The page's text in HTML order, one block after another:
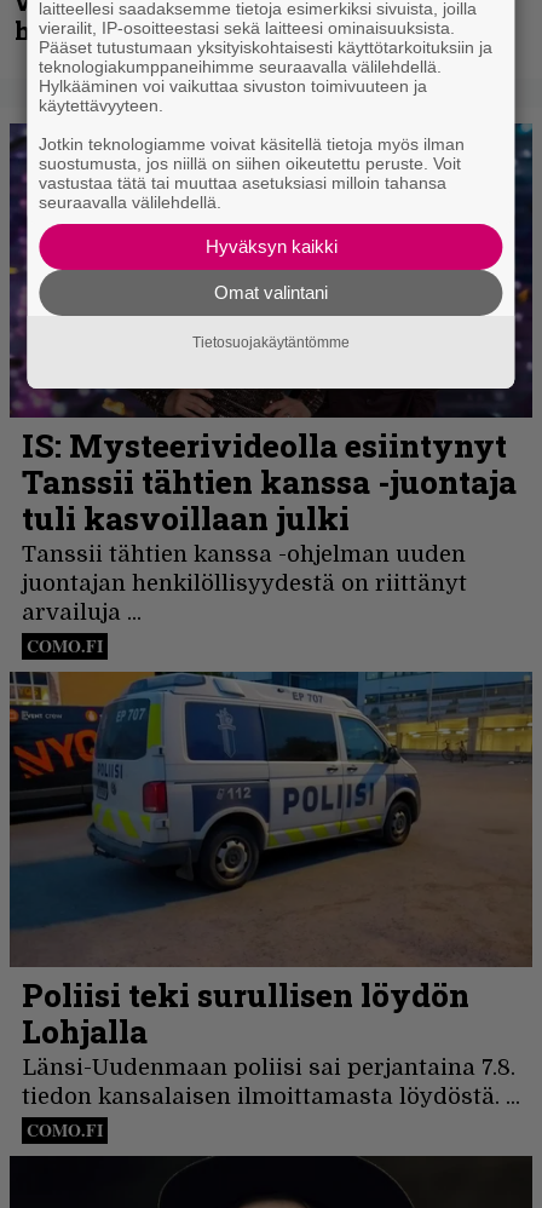
helvetin väsyneenä…”
laitteellesi saadaksemme tietoja esimerkiksi sivuista, joilla
vierailit, IP-osoitteestasi sekä laitteesi ominaisuuksista.
Pääset tutustumaan yksityiskohtaisesti käyttötarkoituksiin ja
teknologiakumppaneihimme seuraavalla välilehdellä.
Hylkääminen voi vaikuttaa sivuston toimivuuteen ja
käytettävyyteen.
Jotkin teknologiamme voivat käsitellä tietoja myös ilman
suostumusta, jos niillä on siihen oikeutettu peruste. Voit
vastustaa tätä tai muuttaa asetuksiasi milloin tahansa
seuraavalla välilehdellä.
Hyväksyn kaikki
Omat valintani
Tietosuojakäytäntömme